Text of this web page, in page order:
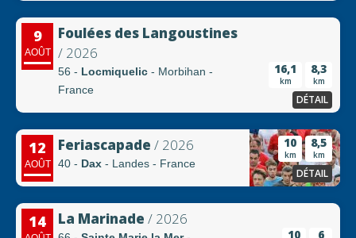
9
AOÛT
Foulées des Langoustines
/ 2026
56 - Locmiquelic - Morbihan -
France
16,1
km
8,3
km
DÉTAIL
12
AOÛT
Feriascapade / 2026
40 - Dax - Landes - France
10
km
8,5
km
DÉTAIL
14 La Marinade / 2026
10 6